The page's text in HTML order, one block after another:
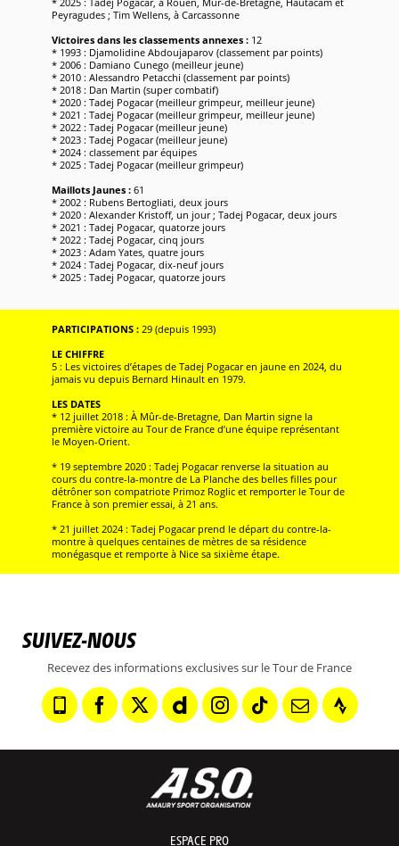
Peyragudes ; Tim Wellens, à Carcassonne
Victoires dans les classements annexes : 12
* 1993 : Djamolidine Abdoujaparov (classement par points)
* 2006 : Damiano Cunego (meilleur jeune)
* 2010 : Alessandro Petacchi (classement par points)
* 2018 : Dan Martin (super combatif)
* 2020 : Tadej Pogacar (meilleur grimpeur, meilleur jeune)
* 2021 : Tadej Pogacar (meilleur grimpeur, meilleur jeune)
* 2022 : Tadej Pogacar (meilleur jeune)
* 2023 : Tadej Pogacar (meilleur jeune)
* 2024 : classement par équipes
* 2025 : Tadej Pogacar (meilleur grimpeur)
Maillots Jaunes : 61
* 2002 : Rubens Bertogliati, deux jours
* 2020 : Alexander Kristoff, un jour ; Tadej Pogacar, deux jours
* 2021 : Tadej Pogacar, quatorze jours
* 2022 : Tadej Pogacar, cinq jours
* 2023 : Adam Yates, quatre jours
* 2024 : Tadej Pogacar, dix-neuf jours
* 2025 : Tadej Pogacar, quatorze jours
PARTICIPATIONS : 29 (depuis 1993)
LE CHIFFRE
5 : Les victoires d’étapes de Tadej Pogacar en jaune en 2024, du
jamais vu depuis Bernard Hinault en 1979.
LES DATES
* 12 juillet 2018 : À Mûr-de-Bretagne, Dan Martin signe la
première victoire au Tour de France d’une équipe représentant
le Moyen-Orient.
* 19 septembre 2020 : Tadej Pogacar renverse la situation au
cours du contre-la-montre de La Planche des belles filles pour
détrôner son compatriote Primoz Roglic et remporter le Tour de
France à son premier essai, à 21 ans.
* 21 juillet 2024 : Tadej Pogacar prend le départ du contre-la-
montre à quelques centaines de mètres de sa résidence
monégasque et remporte à Nice sa sixième étape.
SUIVEZ-NOUS
Recevez des informations exclusives sur le Tour de France
ESPACE PRO